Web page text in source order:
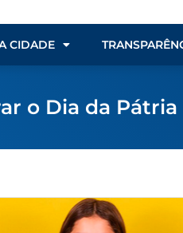
CIDADE
o Dia da